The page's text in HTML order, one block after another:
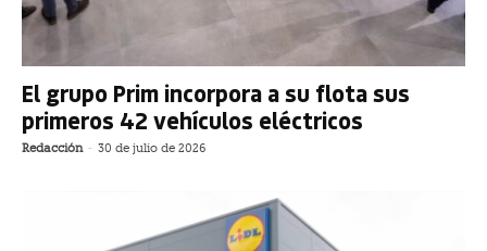
El grupo Prim incorpora a su flota sus
primeros 42 vehículos eléctricos
Redacción - 30 de julio de 2026